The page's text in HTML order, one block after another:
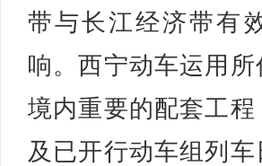
带与长江经济带有
响。西宁动车运用
境内重要的配套工
及已开行动车组列